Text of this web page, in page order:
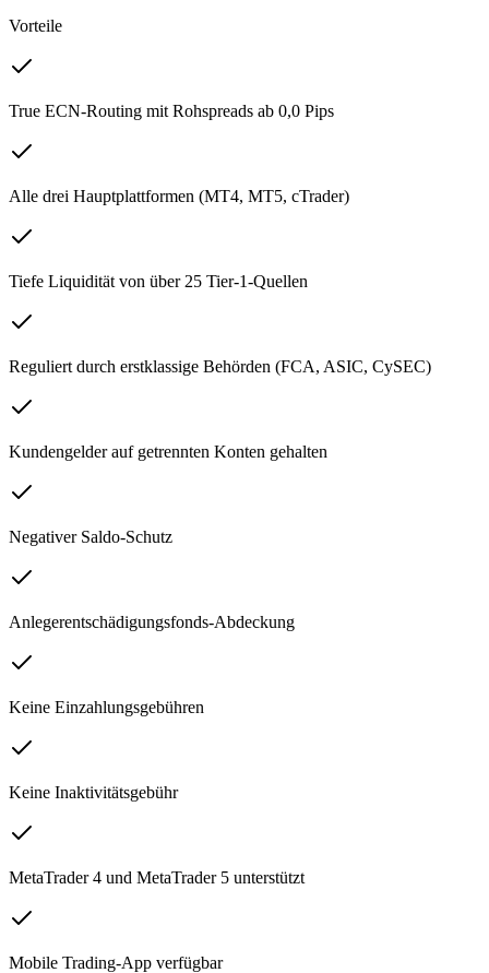
Vorteile
True ECN-Routing mit Rohspreads ab 0,0 Pips
Alle drei Hauptplattformen (MT4, MT5, cTrader)
Tiefe Liquidität von über 25 Tier-1-Quellen
Reguliert durch erstklassige Behörden (FCA, ASIC, CySEC)
Kundengelder auf getrennten Konten gehalten
Negativer Saldo-Schutz
Anlegerentschädigungsfonds-Abdeckung
Keine Einzahlungsgebühren
Keine Inaktivitätsgebühr
MetaTrader 4 und MetaTrader 5 unterstützt
Mobile Trading-App verfügbar